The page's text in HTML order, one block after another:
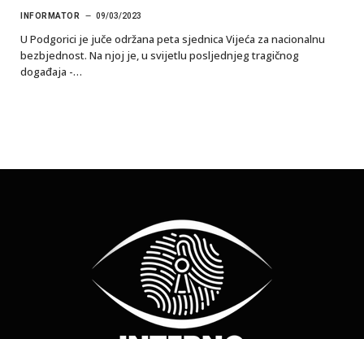
INFORMATOR 09/03/2023
U Podgorici je juče održana peta sjednica Vijeća za nacionalnu
bezbjednost. Na njoj je, u svijetlu posljednjeg tragičnog
događaja -…